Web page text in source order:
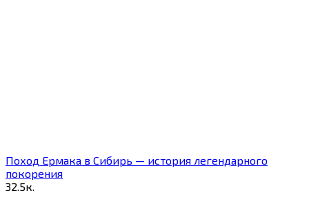
Поход Ермака в Сибирь — история легендарного
покорения
32.5к.